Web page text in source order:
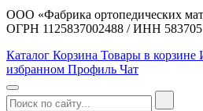
ООО «Фабрика ортопедических
ОГРН 1125837002488 / ИНН
Каталог Корзина Товары в корзине
избранном Профиль Чат